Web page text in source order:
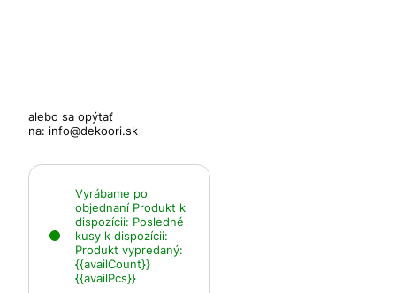
alebo sa opýtať
na: info@dekoori.sk
Vyrábame po
objednaní Produkt k
dispozícii: Posledné
kusy k dispozícii:
Produkt vypredaný:
{{availCount}}
{{availPcs}}